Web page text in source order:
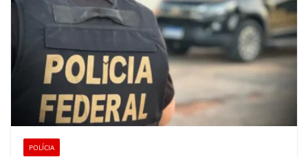
POLÍCIA